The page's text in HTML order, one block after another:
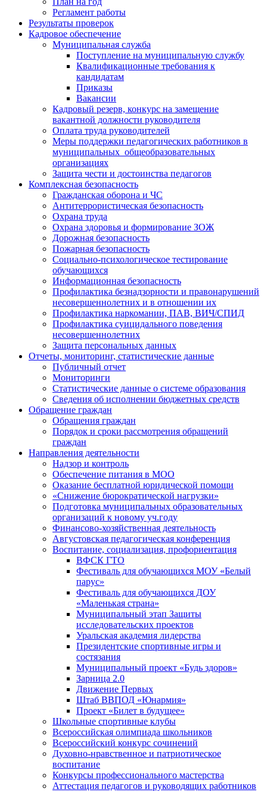
Регламент работы
Результаты проверок
Кадровое обеспечение
Муниципальная служба
Поступление на муниципальную службу
Квалификационные требования к
кандидатам
Приказы
Вакансии
Кадровый резерв, конкурс на замещение
вакантной должности руководителя
Оплата труда руководителей
Меры поддержки педагогических работников в
муниципальных общеобразовательных
организациях
Защита чести и достоинства педагогов
Комплексная безопасность
Гражданская оборона и ЧС
Антитеррористическая безопасность
Охрана труда
Охрана здоровья и формирование ЗОЖ
Дорожная безопасность
Пожарная безопасность
Социально-психологическое тестирование
обучающихся
Информационная безопасность
Профилактика безнадзорности и правонарушений
несовершеннолетних и в отношении их
Профилактика наркомании, ПАВ, ВИЧ/СПИД
Профилактика суицидального поведения
несовершеннолетних
Защита персональных данных
Отчеты, мониторинг, статистические данные
Публичный отчет
Мониторинги
Статистические данные о системе образования
Сведения об исполнении бюджетных средств
Обращение граждан
Обращения граждан
Порядок и сроки рассмотрения обращений
граждан
Направления деятельности
Надзор и контроль
Обеспечение питания в МОО
Оказание бесплатной юридической помощи
«Снижение бюрократической нагрузки»
Подготовка муниципальных образовательных
организаций к новому уч.году
Финансово-хозяйственная деятельность
Августовская педагогическая конференция
Воспитание, социализация, профориентация
ВФСК ГТО
Фестиваль для обучающихся МОУ «Белый
парус»
Фестиваль для обучающихся ДОУ
«Маленькая страна»
Муниципальный этап Защиты
исследовательских проектов
Уральская академия лидерства
Президентские спортивные игры и
состязания
Муниципальный проект «Будь здоров»
Зарница 2.0
Движение Первых
Штаб ВВПОД «Юнармия»
Проект «Билет в будущее»
Школьные спортивные клубы
Всероссийская олимпиада школьников
Всероссийский конкурс сочинений
Духовно-нравственное и патриотическое
воспитание
Конкурсы профессионального мастерства
Аттестация педагогов и руководящих работников